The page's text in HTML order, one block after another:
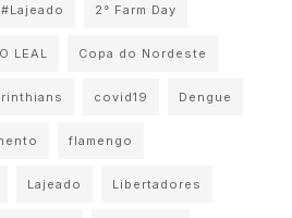
2° Farm Day
LEAL Copa do Nordeste
covid19 Dengue
flamengo
Lajeado Libertadores